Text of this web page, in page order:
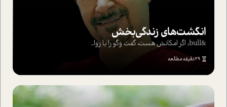
انگشت‌های‌ زندگی‌بخش
&bull; اگر امکانش هست، گفت وگو را با روا...
29 دقیقه مطالعه